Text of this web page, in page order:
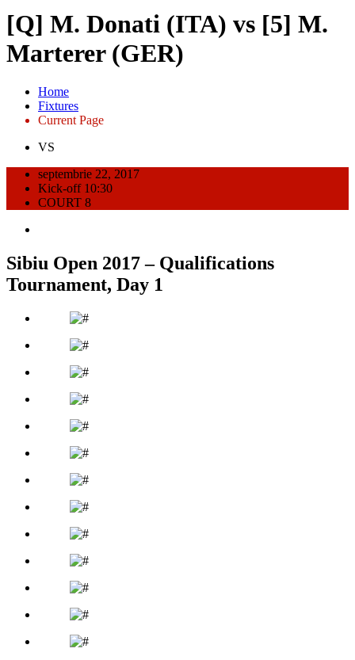
[Q] M. Donati (ITA) vs [5] M.
Marterer (GER)
Home
Fixtures
Current Page
VS
septembrie 22, 2017
Kick-off 10:30
COURT 8
Sibiu Open 2017 – Qualifications
Tournament, Day 1